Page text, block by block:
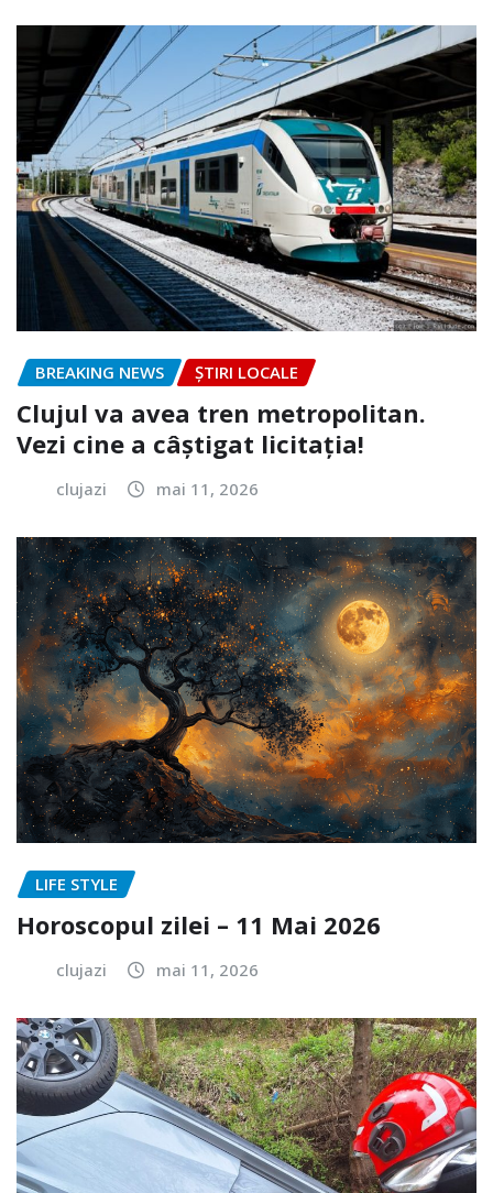
BREAKING NEWS ȘTIRI LOCALE
Clujul va avea tren metropolitan.
Vezi cine a câștigat licitația!
clujazi mai 11, 2026
LIFE STYLE
Horoscopul zilei – 11 Mai 2026
clujazi mai 11, 2026